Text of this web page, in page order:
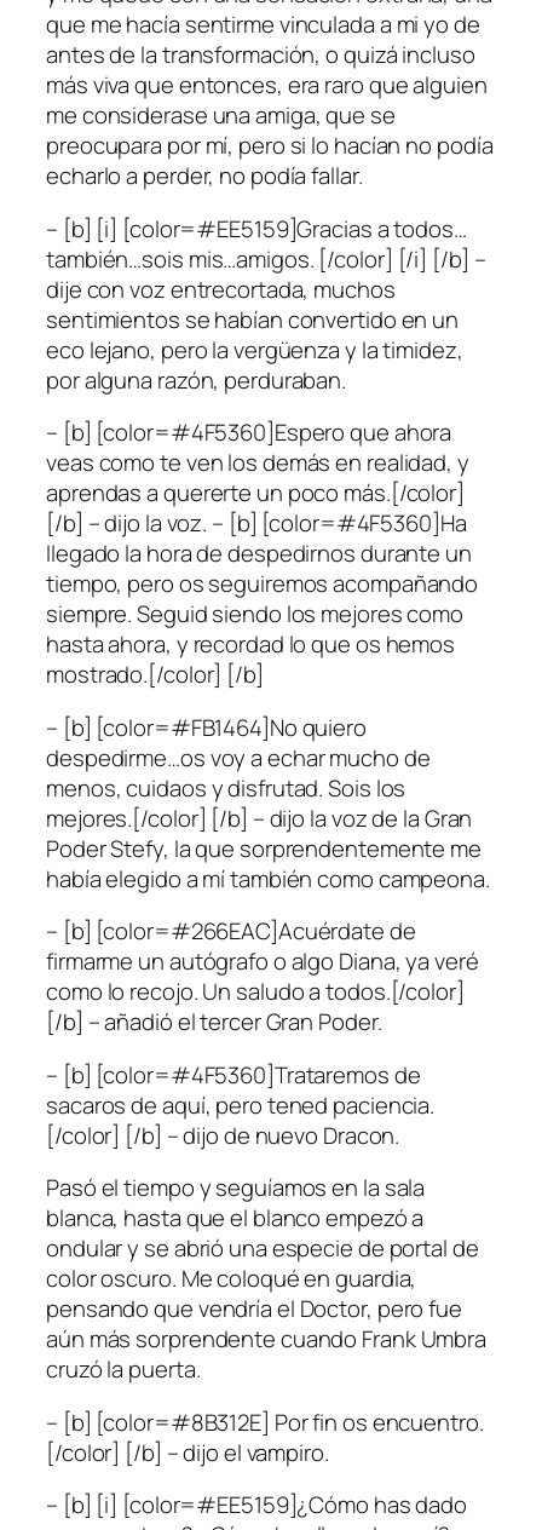
que me hacía sentirme vinculada a mi yo de
antes de la transformación, o quizá incluso
más viva que entonces, era raro que alguien
me considerase una amiga, que se
preocupara por mí, pero si lo hacían no podía
echarlo a perder, no podía fallar.
– [b] [i] [color=#EE5159]Gracias a todos…
también…sois mis…amigos. [/color] [/i] [/b] –
dije con voz entrecortada, muchos
sentimientos se habían convertido en un
eco lejano, pero la vergüenza y la timidez,
por alguna razón, perduraban.
– [b] [color=#4F5360]Espero que ahora
veas como te ven los demás en realidad, y
aprendas a quererte un poco más.[/color]
[/b] – dijo la voz. – [b] [color=#4F5360]Ha
llegado la hora de despedirnos durante un
tiempo, pero os seguiremos acompañando
siempre. Seguid siendo los mejores como
hasta ahora, y recordad lo que os hemos
mostrado.[/color] [/b]
– [b] [color=#FB1464]No quiero
despedirme…os voy a echar mucho de
menos, cuidaos y disfrutad. Sois los
mejores.[/color] [/b] – dijo la voz de la Gran
Poder Stefy, la que sorprendentemente me
había elegido a mí también como campeona.
– [b] [color=#266EAC]Acuérdate de
firmarme un autógrafo o algo Diana, ya veré
como lo recojo. Un saludo a todos.[/color]
[/b] – añadió el tercer Gran Poder.
– [b] [color=#4F5360]Trataremos de
sacaros de aquí, pero tened paciencia.
[/color] [/b] – dijo de nuevo Dracon.
Pasó el tiempo y seguíamos en la sala
blanca, hasta que el blanco empezó a
ondular y se abrió una especie de portal de
color oscuro. Me coloqué en guardia,
pensando que vendría el Doctor, pero fue
aún más sorprendente cuando Frank Umbra
cruzó la puerta.
– [b] [color=#8B312E] Por fin os encuentro.
[/color] [/b] – dijo el vampiro.
– [b] [i] [color=#EE5159]¿Cómo has dado